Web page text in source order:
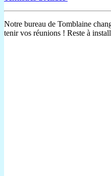
Notre bureau de Tomblaine
tenir vos réunions ! Reste à